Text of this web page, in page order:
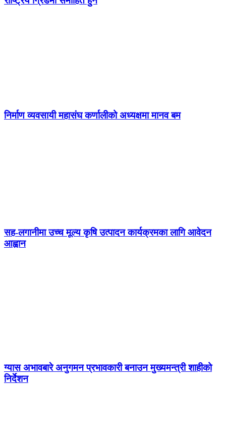
निर्माण व्यवसायी महासंघ कर्णालीको अध्यक्षमा मानव बम
सह-लगानीमा उच्च मूल्य कृषि उत्पादन कार्यक्रमका लागि आवेदन
आह्वान
ग्यास अभावबारे अनुगमन प्रभावकारी बनाउन मुख्यमन्त्री शाहीको
निर्देशन